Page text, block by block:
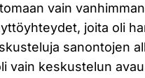
vain
joita oli
sanontojen
vain keskustelun